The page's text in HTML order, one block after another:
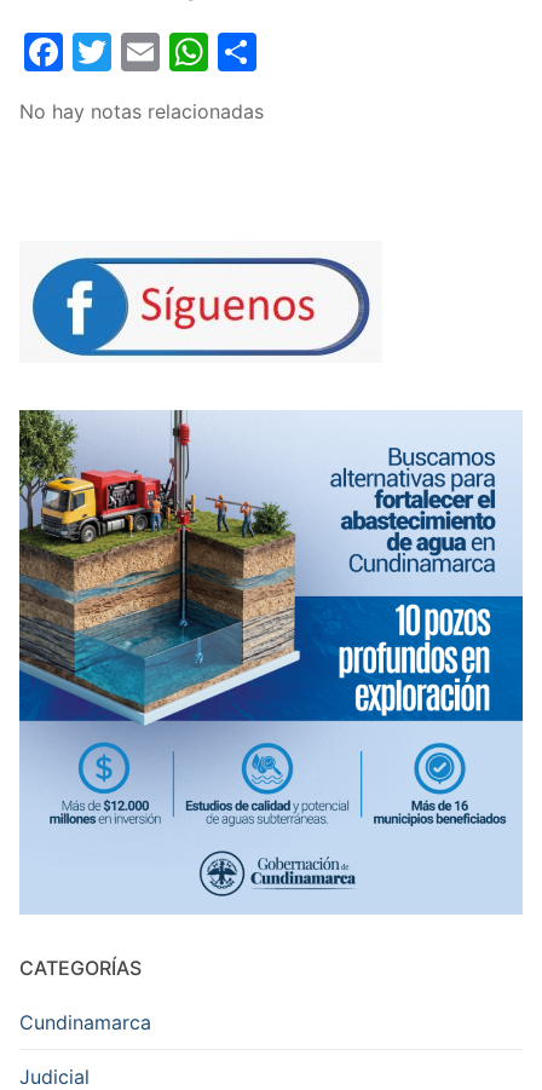
Facebook
Twitter
EmailWhatsApp
No hay notas relacionadas
CATEGORÍAS
Cundinamarca
Judicial